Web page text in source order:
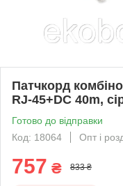
Патчкорд
RJ-45+DC 40m,
Готово до відправки
Код: 18064
Опт і
757 ₴ 833 ₴